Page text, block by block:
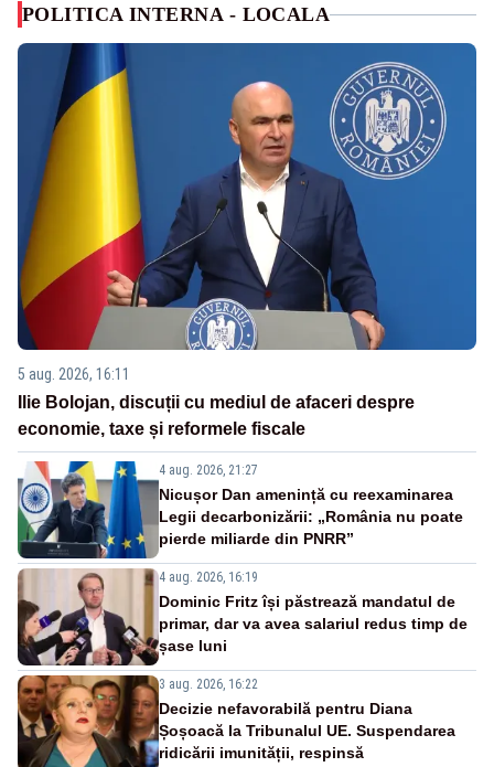
POLITICA INTERNA - LOCALA
5 aug. 2026, 16:11
Ilie Bolojan, discuții cu mediul de afaceri despre
economie, taxe și reformele fiscale
4 aug. 2026, 21:27
Nicușor Dan amenință cu reexaminarea
Legii decarbonizării: „România nu poate
pierde miliarde din PNRR”
4 aug. 2026, 16:19
Dominic Fritz își păstrează mandatul de
primar, dar va avea salariul redus timp de
șase luni
3 aug. 2026, 16:22
Decizie nefavorabilă pentru Diana
Șoșoacă la Tribunalul UE. Suspendarea
ridicării imunității, respinsă